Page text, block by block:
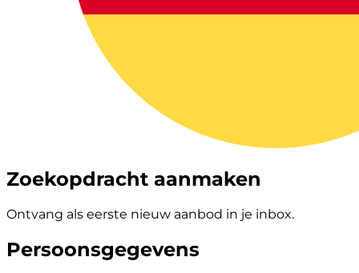
Zoekopdracht aanmaken
Ontvang als eerste nieuw aanbod in je inbox.
Persoonsgegevens